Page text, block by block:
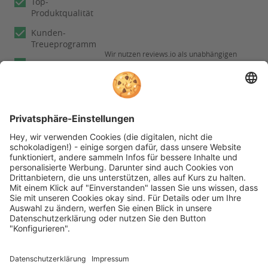
Produktqualität
Kunden-
Treueprogramm
Experten
Wir nutzen reviews.io als unabhängigen
Dienstleister für die Einholung von
Bewertungen. Erfahren Sie mehr unter
unserenInformationen zu
Kundenbewertungen
Folgen Sie rehashop auch auf folgenden Kanälen
* Alle Preise inkl. gesetzl. Mehrwertsteuer zzgl.
Versandkosten wenn nicht anders beschrieben